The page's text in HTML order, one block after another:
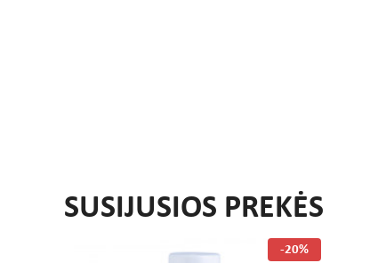
SUSIJUSIOS PREKĖS
-20%